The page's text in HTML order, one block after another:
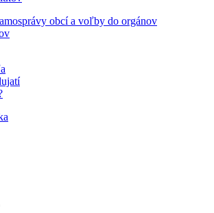
obcí a voľby do orgánov